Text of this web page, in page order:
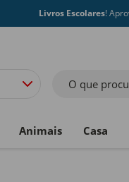
Livros Escolares!
O que
Animais Casa